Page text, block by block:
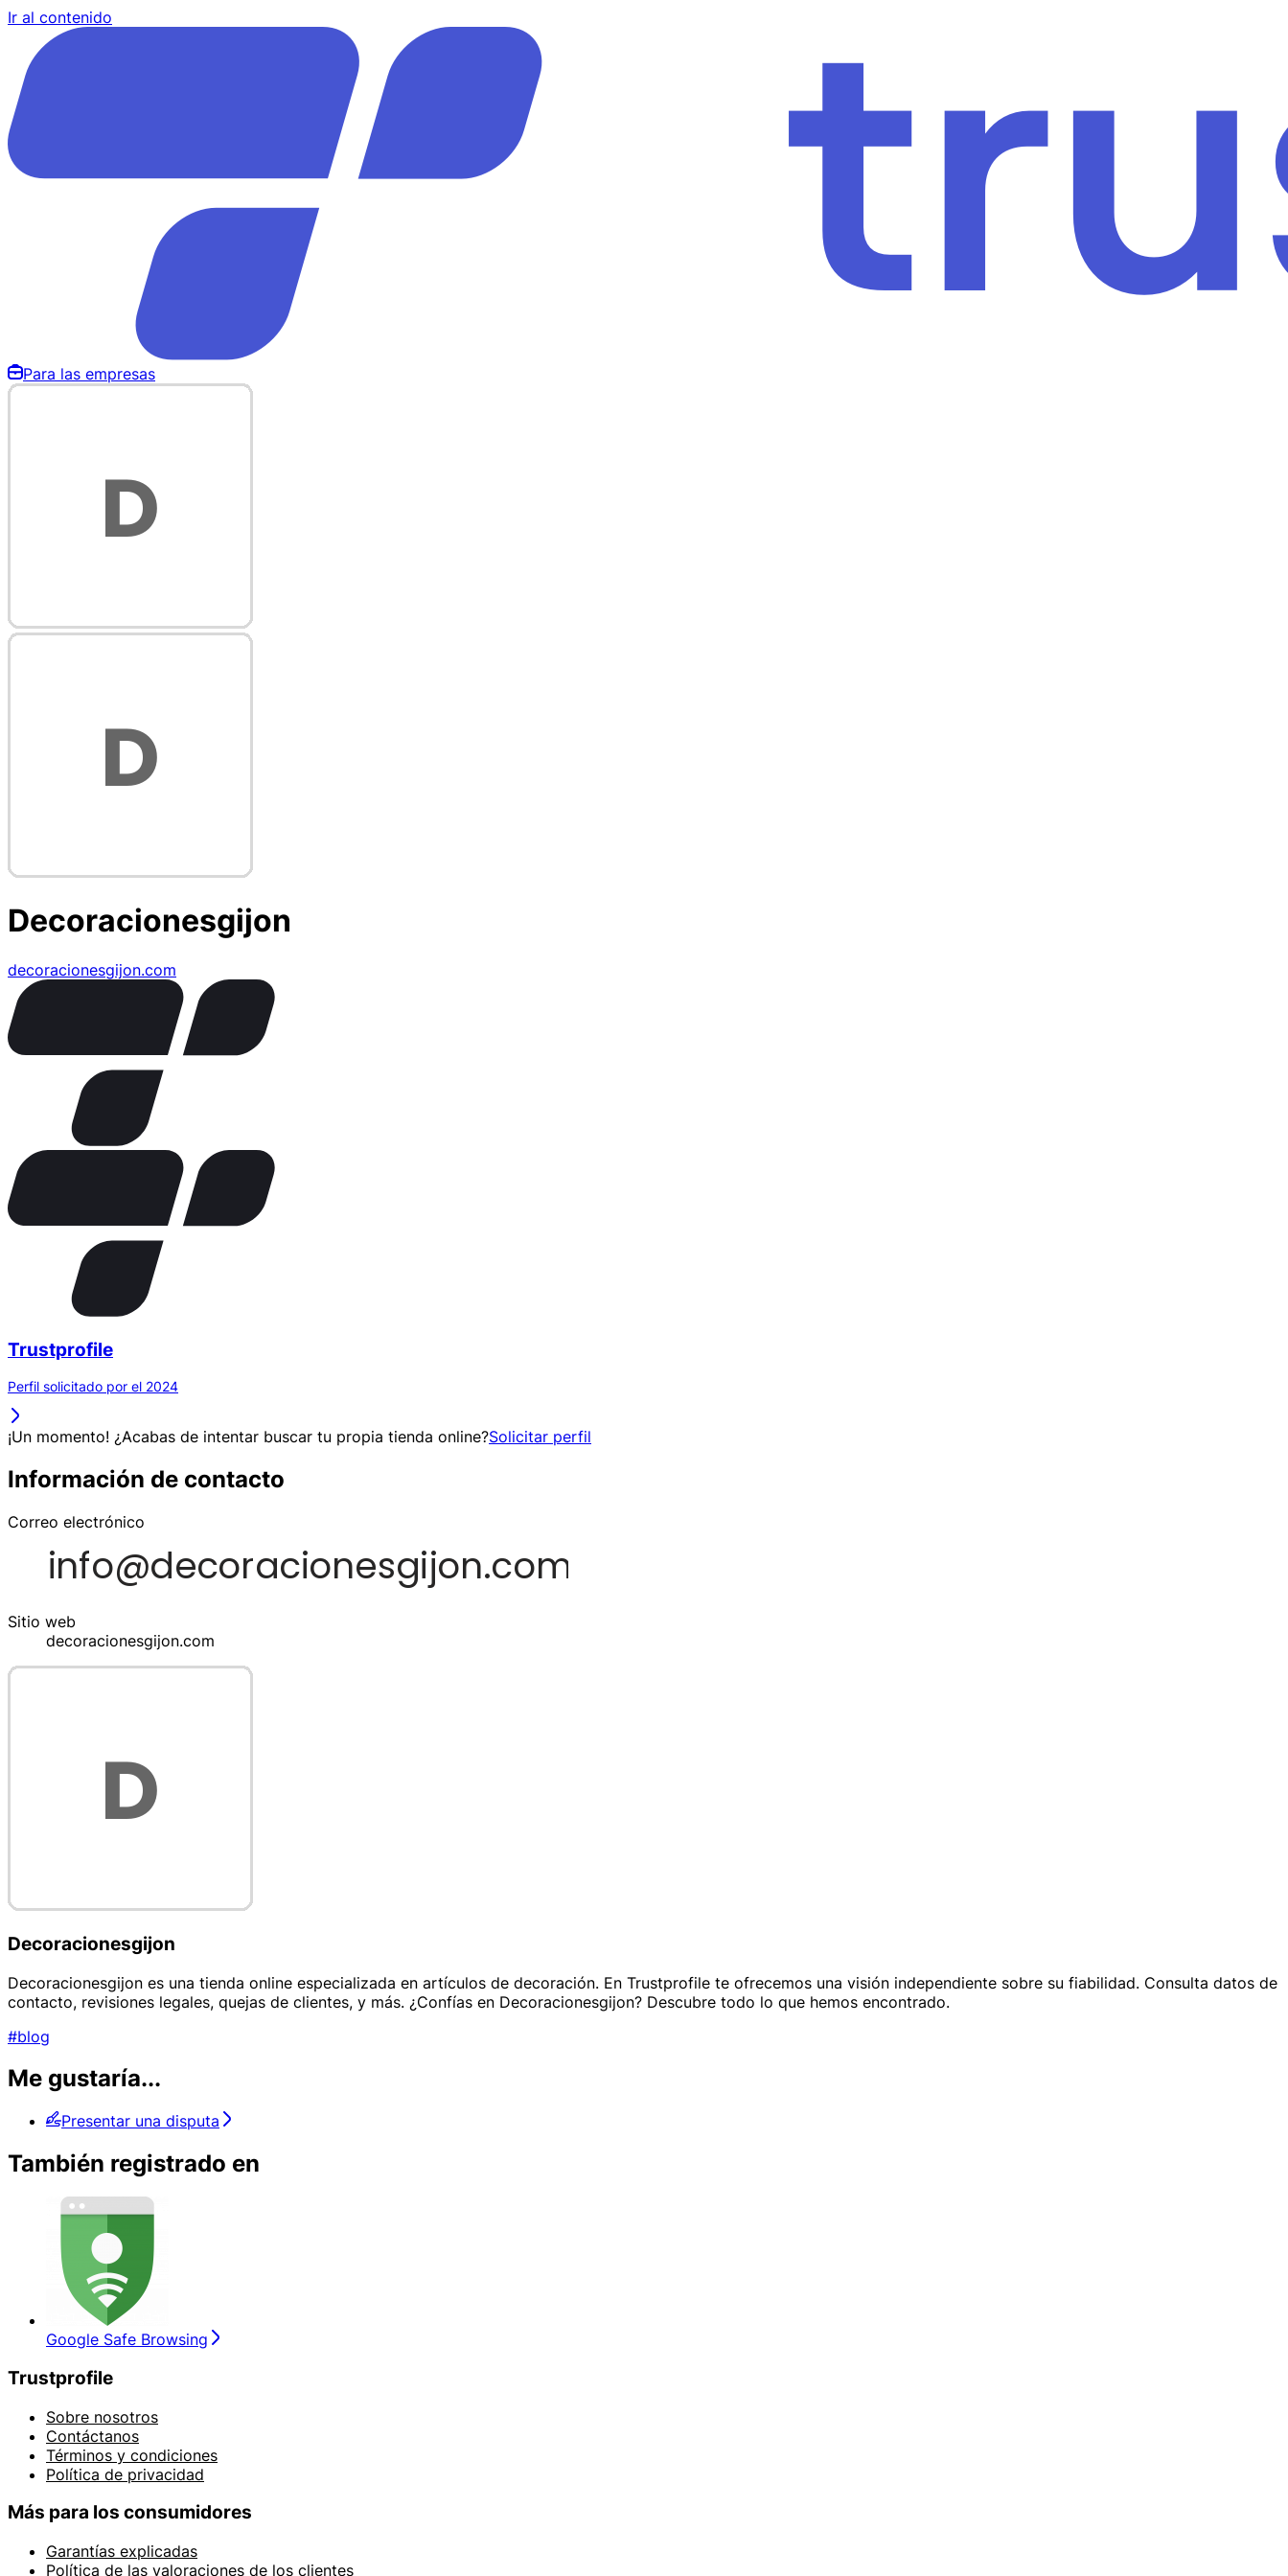
Ir al contenido
Para las empresas
Decoracionesgijon
decoracionesgijon.com
Trustprofile
Perfil solicitado por el 2024
¡Un momento! ¿Acabas de intentar buscar tu propia tienda online?Solicitar perfil
Información de contacto
Correo electrónico
Sitio web
decoracionesgijon.com
Decoracionesgijon
Decoracionesgijon es una tienda online especializada en artículos de decoración. En Trustprofile te ofrecemos una visión independiente sobre su fiabilidad. Consulta datos de
contacto, revisiones legales, quejas de clientes, y más. ¿Confías en Decoracionesgijon? Descubre todo lo que hemos encontrado.
#blog
Me gustaría...
Presentar una disputa
También registrado en
Google Safe Browsing
Trustprofile
Sobre nosotros
Contáctanos
Términos y condiciones
Política de privacidad
Más para los consumidores
Garantías explicadas
Política de las valoraciones de los clientes